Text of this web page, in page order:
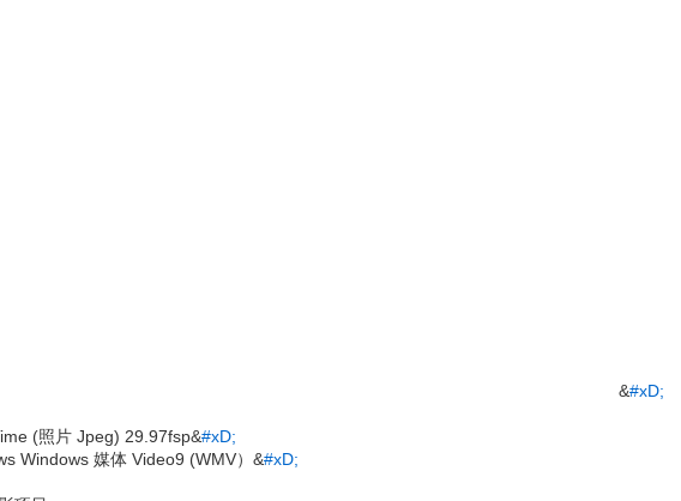
&#xD;
(照片 Jpeg) 29.97fsp&#xD;
Windows 媒体 Video9 (WMV）&#xD;